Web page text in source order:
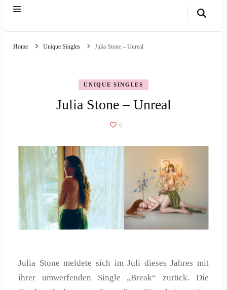
Home Unique Singles Julia Stone – Unreal
UNIQUE SINGLES
Julia Stone – Unreal
0
Julia Stone meldete sich im Juli dieses Jahres mit
ihrer umwerfenden Single „Break“ zurück. Die